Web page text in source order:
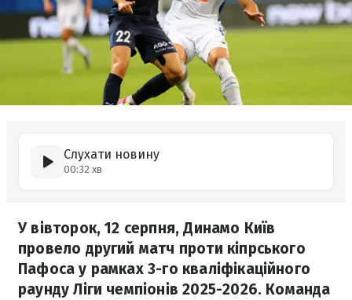
Слухати новину
00:32 хв
У вівторок, 12 серпня, Динамо Київ
провело другий матч проти кіпрського
Пафоса у рамках 3-го кваліфікаційного
раунду Ліги чемпіонів 2025-2026. Команда